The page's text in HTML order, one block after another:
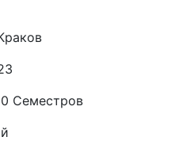
Семестров